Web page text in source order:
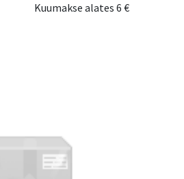
Kuumakse alates 6 €